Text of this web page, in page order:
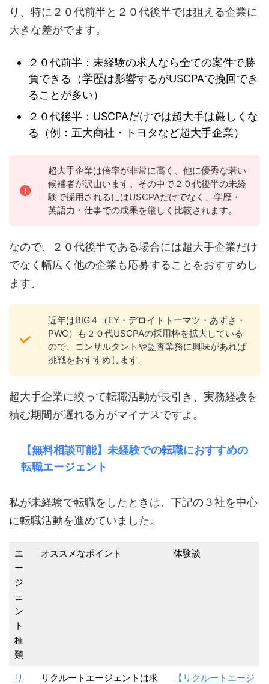
り、特に２０代前半と２０代後半では狙える企業に
大きな差がでます。
２０代前半：未経験の求人なら全ての案件で勝
負できる（学歴は影響するがUSCPAで挽回でき
ることが多い）
２０代後半：USCPAだけでは超大手は厳しくな
る（例：五大商社・トヨタなど超大手企業）
超大手企業は倍率が非常に高く、他に優秀な若い
候補者が沢山います。その中で２０代後半の未経
験で採用されるにはUSCPAだけでなく、学歴・
英語力・仕事での成果を厳しく比較されます。
なので、２０代後半である場合には超大手企業だけ
でなく幅広く他の企業も応募することをおすすめし
ます。
近年はBIG４（EY・デロイトトーマツ・あずさ・
PWC）も２０代USCPAの採用枠を拡大している
ので、コンサルタントや監査業務に興味があれば
挑戦をおすすめします。
超大手企業に絞って転職活動が長引き、実務経験を
積む期間が遅れる方がマイナスですよ。
【無料相談可能】未経験での転職におすすめの
転職エージェント
私が未経験で転職をしたときは、下記の３社を中心
に転職活動を進めていました。
エ
ー
ジ
ェ
ン
ト
種
類
オススメなポイント 体験談
リ
リクルートエージェントは求
【リクルートエージ